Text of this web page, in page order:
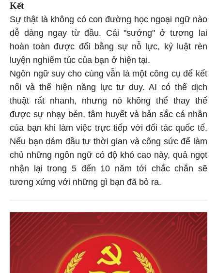
Kết
Sự thật là không có con đường học ngoại ngữ nào
dễ dàng ngay từ đầu. Cái "sướng" ở tương lai
hoàn toàn được đổi bằng sự nỗ lực, kỷ luật rèn
luyện nghiêm túc của bạn ở hiện tại.
Ngôn ngữ suy cho cùng vẫn là một công cụ để kết
nối và thể hiện năng lực tư duy. AI có thể dịch
thuật rất nhanh, nhưng nó không thể thay thế
được sự nhạy bén, tâm huyết và bản sắc cá nhân
của bạn khi làm việc trực tiếp với đối tác quốc tế.
Nếu bạn dám đầu tư thời gian và công sức để làm
chủ những ngôn ngữ có độ khó cao này, quả ngọt
nhận lại trong 5 đến 10 năm tới chắc chắn sẽ
tương xứng với những gì bạn đã bỏ ra.